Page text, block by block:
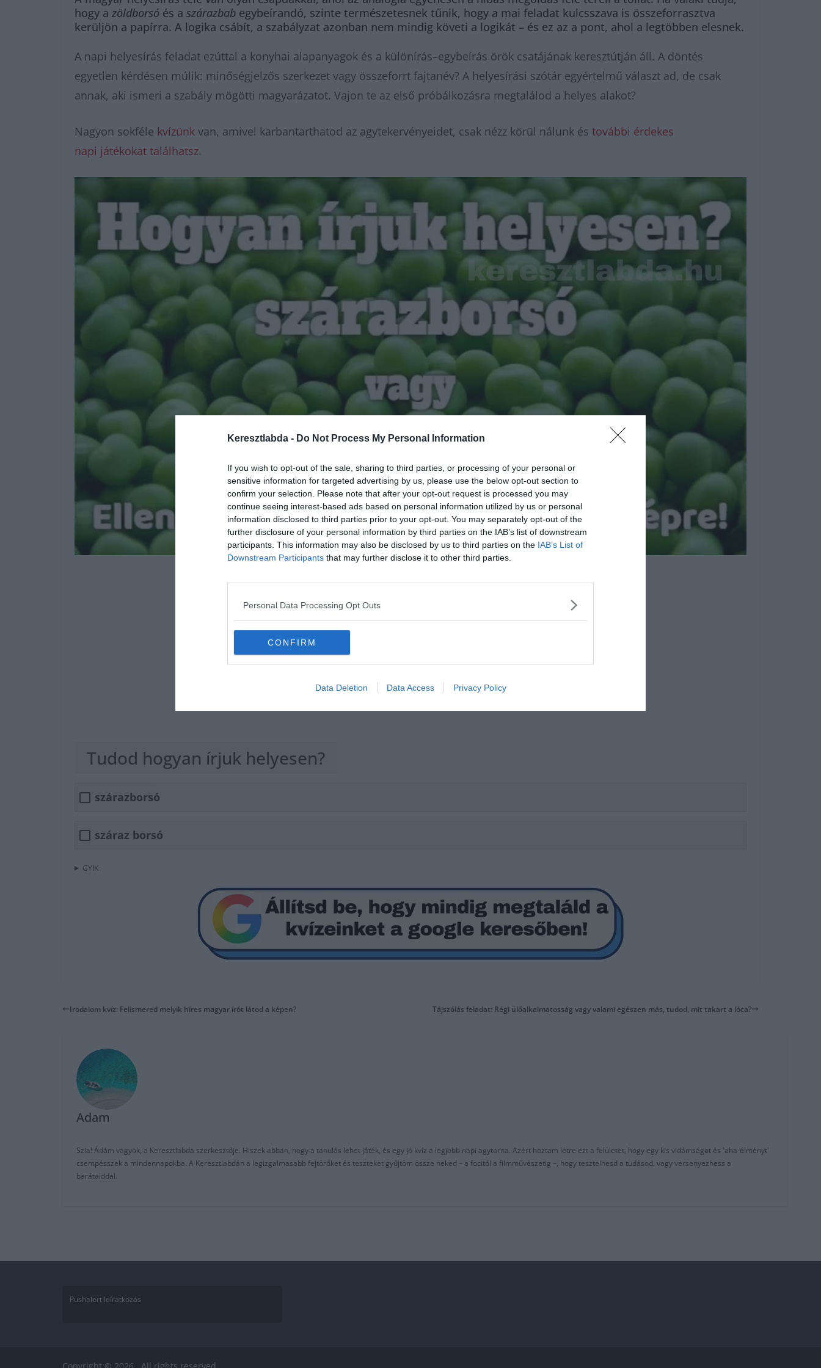
Keresztlabda - Do Not Process My Personal Information
If you wish to opt-out of the sale, sharing to third parties, or processing of your personal or
sensitive information for targeted advertising by us, please use the below opt-out section to
confirm your selection. Please note that after your opt-out request is processed you may
continue seeing interest-based ads based on personal information utilized by us or personal
information disclosed to third parties prior to your opt-out. You may separately opt-out of the
further disclosure of your personal information by third parties on the IAB’s list of downstream
participants. This information may also be disclosed by us to third parties on the IAB’s List of
Downstream Participants that may further disclose it to other third parties.
Personal Data Processing Opt Outs
CONFIRM
Data Deletion Data Access Privacy Policy
hogy a zöldborsó és a szárazbab egybeírandó, szinte természetesnek tűnik, hogy a mai feladat kulcsszava is összeforrasztva
kerüljön a papírra. A logika csábít, a szabályzat azonban nem mindig követi a logikát – és ez az a pont, ahol a legtöbben elesnek.
A napi helyesírás feladat ezúttal a konyhai alapanyagok és a különírás–egybeírás örök csatájának keresztútján áll. A döntés
egyetlen kérdésen múlik: minőségjelzős szerkezet vagy összeforrt fajtanév? A helyesírási szótár egyértelmű választ ad, de csak
annak, aki ismeri a szabály mögötti magyarázatot. Vajon te az első próbálkozásra megtalálod a helyes alakot?
Nagyon sokféle kvízünk van, amivel karbantarthatod az agytekervényeidet, csak nézz körül nálunk és további érdekes
napi játékokat találhatsz.
Tudod hogyan írjuk helyesen?
szárazborsó
száraz borsó
GYIK
Irodalom kvíz: Felismered melyik híres magyar írót látod a képen? Tájszólás feladat: Régi ülőalkalmatosság vagy valami egészen más, tudod, mit takart a lóca?
Adam
Szia! Ádám vagyok, a Keresztlabda szerkesztője. Hiszek abban, hogy a tanulás lehet játék, és egy jó kvíz a legjobb napi agytorna. Azért hoztam létre ezt a felületet, hogy egy kis vidámságot és 'aha-élményt'
csempésszek a mindennapokba. A Keresztlabdán a legizgalmasabb fejtörőket és teszteket gyűjtöm össze neked – a focitól a filmművészetig –, hogy tesztelhesd a tudásod, vagy versenyezhess a
barátaiddal.
Pushalert leíratkozás